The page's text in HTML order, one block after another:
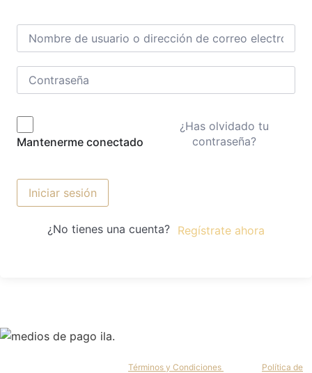
Mantenerme conectado
¿Has olvidado tu
contraseña?
Iniciar sesión
¿No tienes una cuenta? Regístrate ahora
Términos y Condiciones
Política de